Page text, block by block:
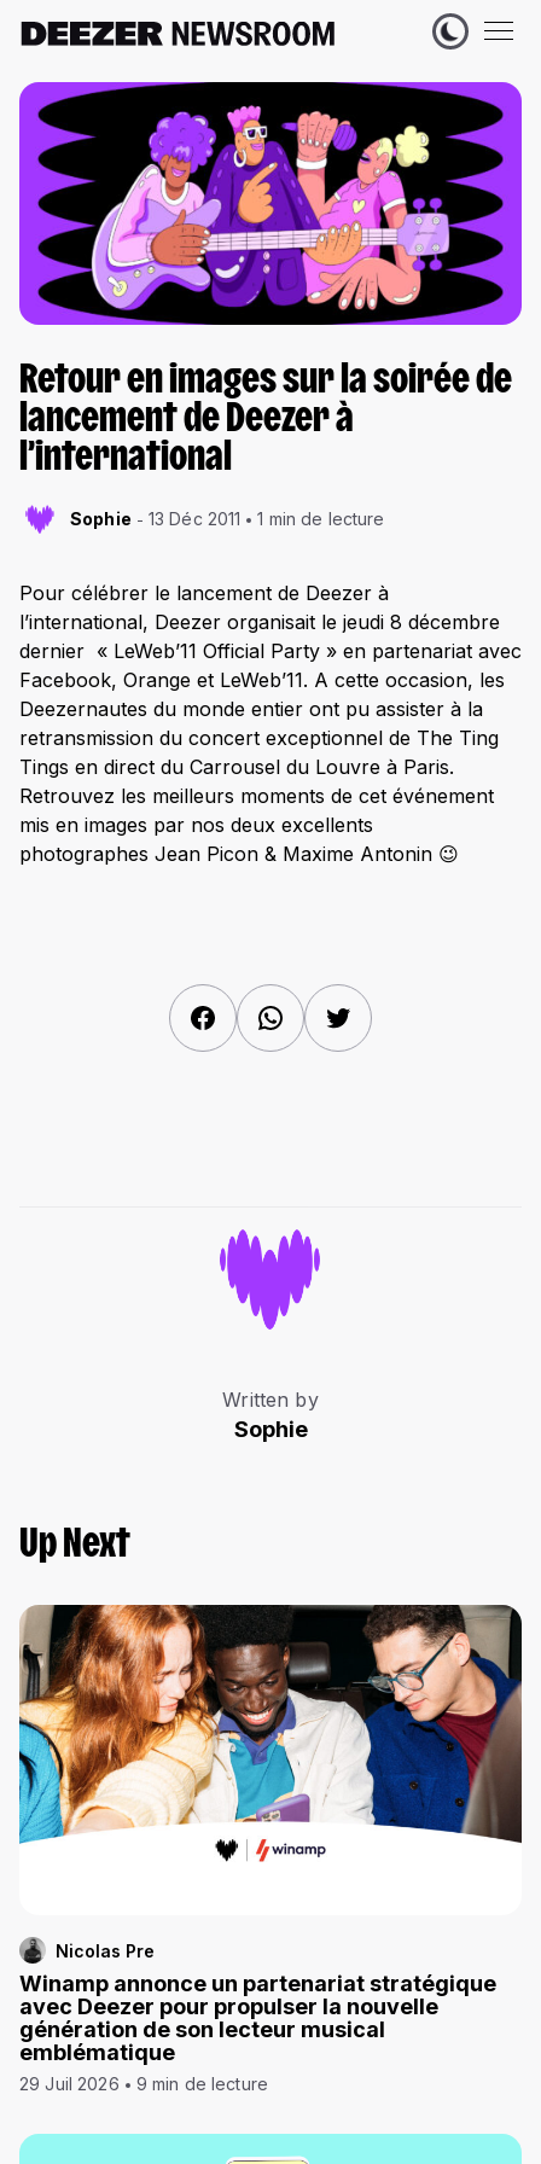
Retour en images sur la soirée de
lancement de Deezer à
l’international
Sophie 13 Déc 2011 1 min de lecture
Pour célébrer le lancement de Deezer à
l’international, Deezer organisait le jeudi 8 décembre
dernier « LeWeb’11 Official Party » en partenariat avec
Facebook, Orange et LeWeb’11. A cette occasion, les
Deezernautes du monde entier ont pu assister à la
retransmission du concert exceptionnel de The Ting
Tings en direct du Carrousel du Louvre à Paris.
Retrouvez les meilleurs moments de cet événement
mis en images par nos deux excellents
photographes Jean Picon & Maxime Antonin 😉
FacebookWhatsAppTwitter
Written by
Sophie
Up Next
Nicolas Pre
Winamp annonce un partenariat stratégique
avec Deezer pour propulser la nouvelle
génération de son lecteur musical
emblématique
29 Juil 2026 9 min de lecture